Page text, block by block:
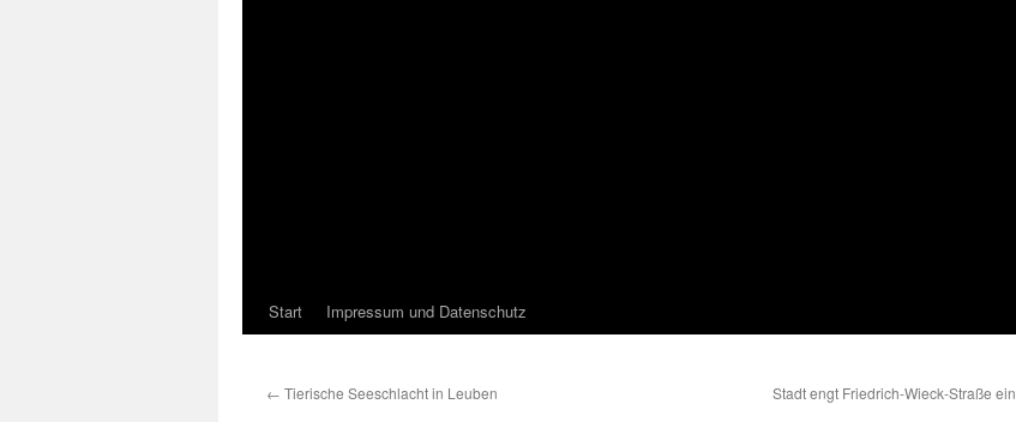
Start Impressum und Datenschutz
← Tierische Seeschlacht in Leuben Stadt engt Friedrich-Wieck-Straße ein